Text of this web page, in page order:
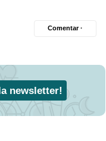
Comentar ·
newsletter!